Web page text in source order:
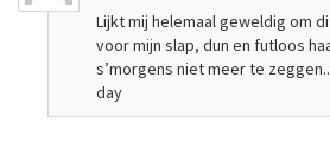
Lijkt mij helemaal geweldig om
voor mijn slap, dun en futloos
s’morgens niet meer te
day